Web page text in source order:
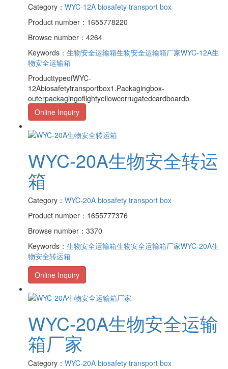
Category： WYC-12A biosafety transport box
Product number：1655778220
Browse number：4264
Keywords： 生物安全运输箱生物安全运输箱厂家WYC-12A生
物安全运输箱
ProducttypeofWYC-
12Abiosafetytransportbox1.Packagingbox-
outerpackagingoflightyellowcorrugatedcardboardb
Online Inquiry
WYC-20A生物安全转运
箱
Category： WYC-20A biosafety transport box
Product number：1655777376
Browse number：3370
Keywords： 生物安全运输箱生物安全运输箱厂家WYC-20A生
物安全转运箱
Online Inquiry
WYC-20A生物安全运输
箱厂家
Category： WYC-20A biosafety transport box